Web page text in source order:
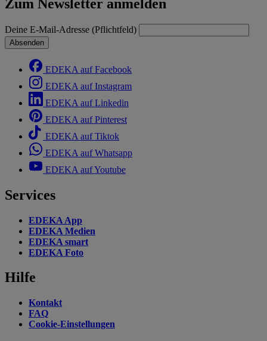
Zum Newsletter anmelden
Deine E-Mail-Adresse (Pflichtfeld)
Absenden
EDEKA auf Facebook
EDEKA auf Instagram
EDEKA auf Linkedin
EDEKA auf Pinterest
EDEKA auf Tiktok
EDEKA auf Whatsapp
EDEKA auf Youtube
Services
EDEKA App
EDEKA Medien
EDEKA smart
EDEKA Foto
Hilfe
Kontakt
FAQ
Cookie-Einstellungen